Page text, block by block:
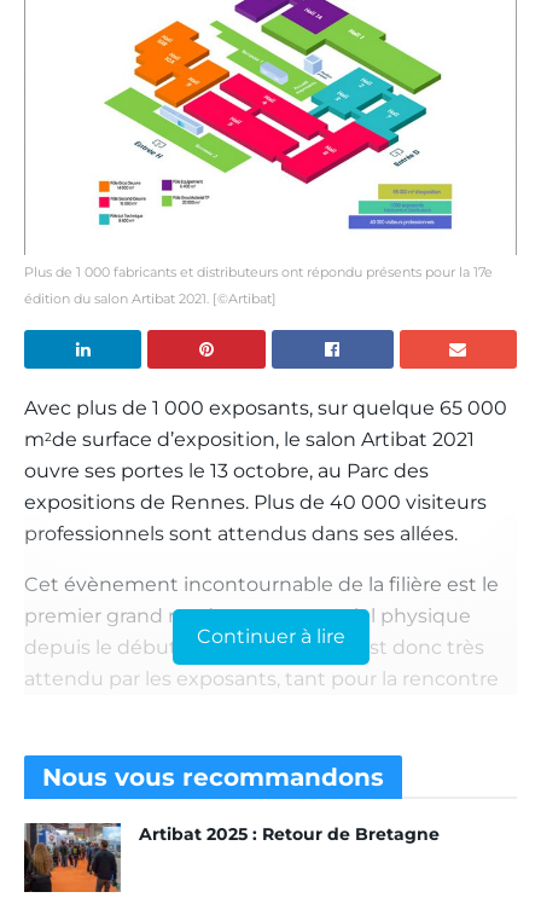
Plus de 1 000 fabricants et distributeurs ont répondu présents pour la 17e
édition du salon Artibat 2021. [©Artibat]
Avec plus de 1 000 exposants, sur quelque 65 000
m2de surface d’exposition, le salon Artibat 2021
ouvre ses portes le 13 octobre, au Parc des
expositions de Rennes. Plus de 40 000 visiteurs
professionnels sont attendus dans ses allées.
Cet évènement incontournable de la filière est le
premier grand rendez-vous sectoriel physique
depuis le début de la pandémie. Il est donc très
attendu par les exposants, tant pour la rencontre
génère. Pareil du côté des visiteurs ! Artibat
s’annonce comme LE rendez-vous de la
profession, surtout après cette année si
particulière. Rappelons qu’avec 2 405 visiteurs et
80 exposants, la première édition des
Continuer à lire
Nous vous recommandons
Artibat 2025 : Retour de Bretagne